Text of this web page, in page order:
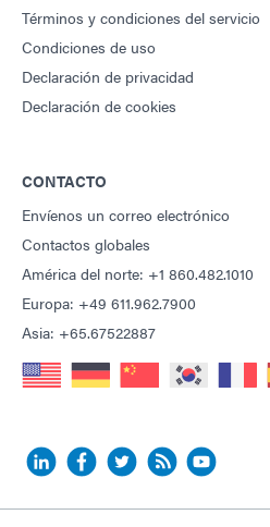
Términos y condiciones del servicio
Condiciones de uso
Declaración de privacidad
Declaración de cookies
CONTACTO
Envíenos un correo electrónico
Contactos globales
América del norte: +1 860.482.1010
Europa: +49 611.962.7900
Asia: +65.67522887